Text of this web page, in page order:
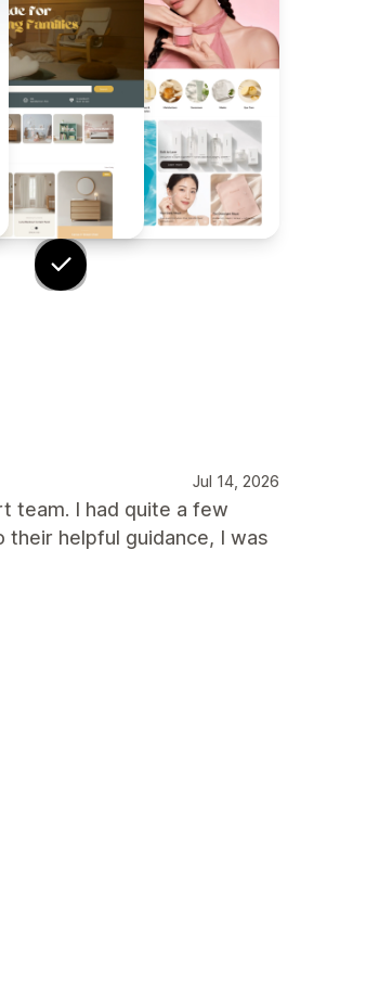
Jul 14, 2026
team. I had quite a few
helpful guidance, I was